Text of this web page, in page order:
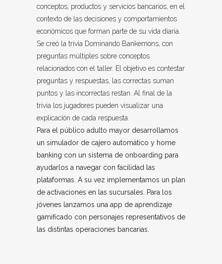
conceptos, productos y servicios bancarios, en el
contexto de las decisiones y comportamientos
económicos que forman parte de su vida diaria.
Se creó la trivia Dominando Bankemons, con
preguntas múltiples sobre conceptos
relacionados con el taller. El objetivo es contestar
preguntas y respuestas, las correctas suman
puntos y las incorrectas restan. Al final de la
trivia los jugadores pueden visualizar una
explicación de cada respuesta.
Para el público adulto mayor desarrollamos
un simulador de cajero automático y home
banking con un sistema de onboarding para
ayudarlos a navegar con facilidad las
plataformas. A su vez implementamos un plan
de activaciones en las sucursales. Para los
jóvenes lanzamos una app de aprendizaje
gamificado con personajes representativos de
las distintas operaciones bancarias.